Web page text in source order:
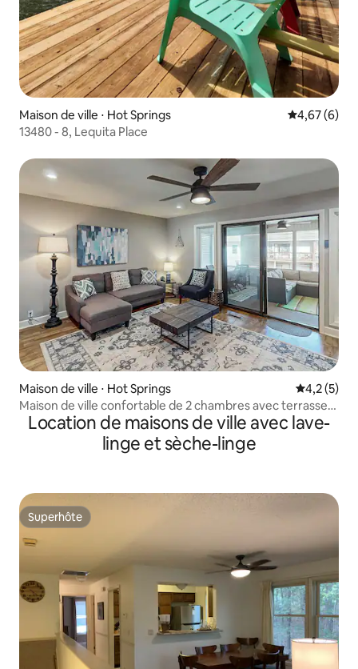
Maison de ville ⋅ Hot Springs Évaluation
4,67 (6)
13480 - 8, Lequita Place
Maison de ville ⋅ Hot Springs Évaluation
4,2 (5)
Maison de ville confortable de 2 chambres avec terrasse
couverte | Gril
Location de maisons de ville avec lave-
linge et sèche-linge
Superhôte
Superhôte